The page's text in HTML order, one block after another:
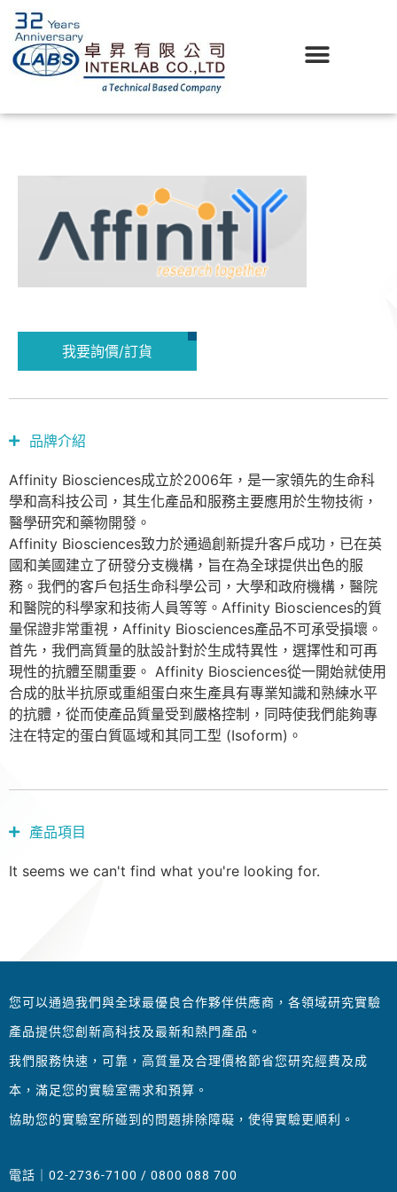
我要詢價/訂貨
品牌介紹
Affinity Biosciences成立於2006年，是一家領先的生命科
學和高科技公司，其生化產品和服務主要應用於生物技術，
醫學研究和藥物開發。
Affinity Biosciences致力於通過創新提升客戶成功，已在英
國和美國建立了研發分支機構，旨在為全球提供出色的服
務。我們的客戶包括生命科學公司，大學和政府機構，醫院
和醫院的科學家和技術人員等等。Affinity Biosciences的質
量保證非常重視，Affinity Biosciences產品不可承受損壞。
首先，我們高質量的肽設計對於生成特異性，選擇性和可再
現性的抗體至關重要。 Affinity Biosciences從一開始就使用
合成的肽半抗原或重組蛋白來生產具有專業知識和熟練水平
的抗體，從而使產品質量受到嚴格控制，同時使我們能夠專
注在特定的蛋白質區域和其同工型 (Isoform)。
產品項目
It seems we can't find what you're looking for.
您可以通過我們與全球最優良合作夥伴供應商，各領域研究實驗
產品提供您創新高科技及最新和熱門產品。
我們服務快速，可靠，高質量及合理價格節省您研究經費及成
本，滿足您的實驗室需求和預算。
協助您的實驗室所碰到的問題排除障礙，使得實驗更順利。
電話｜02-2736-7100 / 0800 088 700